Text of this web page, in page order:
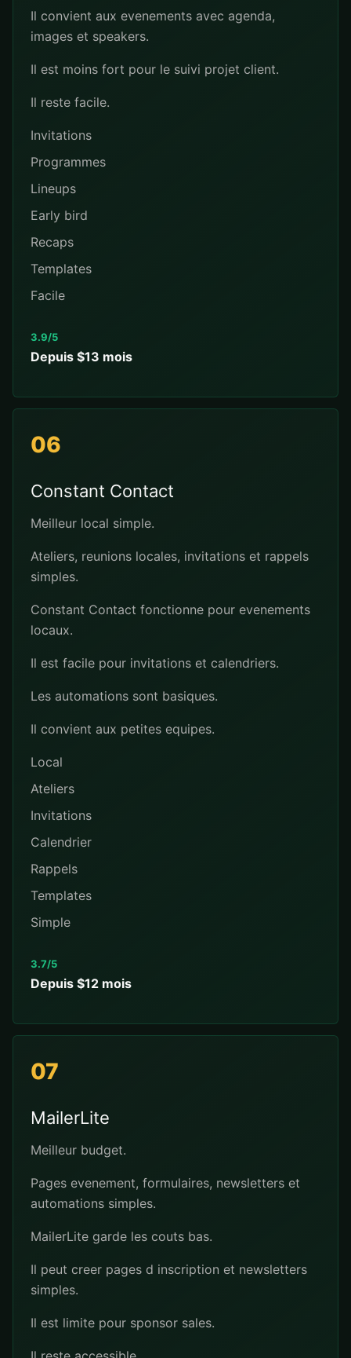
Il convient aux evenements avec agenda,
images et speakers.
Il est moins fort pour le suivi projet client.
Il reste facile.
Invitations
Programmes
Lineups
Early bird
Recaps
Templates
Facile
3.9/5
Depuis $13 mois
06
Constant Contact
Meilleur local simple.
Ateliers, reunions locales, invitations et rappels
simples.
Constant Contact fonctionne pour evenements
locaux.
Il est facile pour invitations et calendriers.
Les automations sont basiques.
Il convient aux petites equipes.
Local
Ateliers
Invitations
Calendrier
Rappels
Templates
Simple
3.7/5
Depuis $12 mois
07
MailerLite
Meilleur budget.
Pages evenement, formulaires, newsletters et
automations simples.
MailerLite garde les couts bas.
Il peut creer pages d inscription et newsletters
simples.
Il est limite pour sponsor sales.